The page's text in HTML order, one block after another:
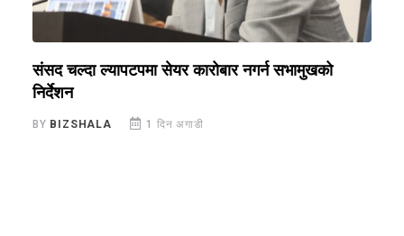
संसद चल्दा ल्यापटपमा सेयर कारोबार नगर्न सभामुखको
निर्देशन
BY BIZSHALA 1 दिन अगाडी